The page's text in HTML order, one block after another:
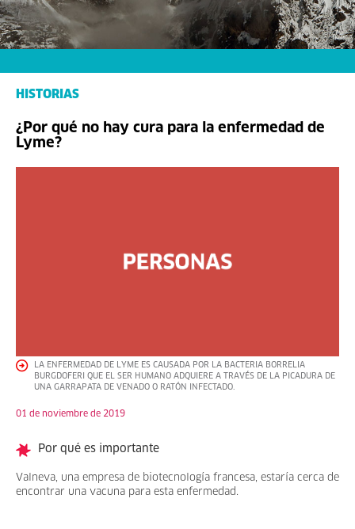
HISTORIAS
¿Por qué no hay cura para la enfermedad de
Lyme?
LA ENFERMEDAD DE LYME ES CAUSADA POR LA BACTERIA BORRELIA
BURGDOFERI QUE EL SER HUMANO ADQUIERE A TRAVÉS DE LA PICADURA DE
UNA GARRAPATA DE VENADO O RATÓN INFECTADO.
01 de noviembre de 2019
Por qué es importante
Valneva, una empresa de biotecnología francesa, estaría cerca de
encontrar una vacuna para esta enfermedad.